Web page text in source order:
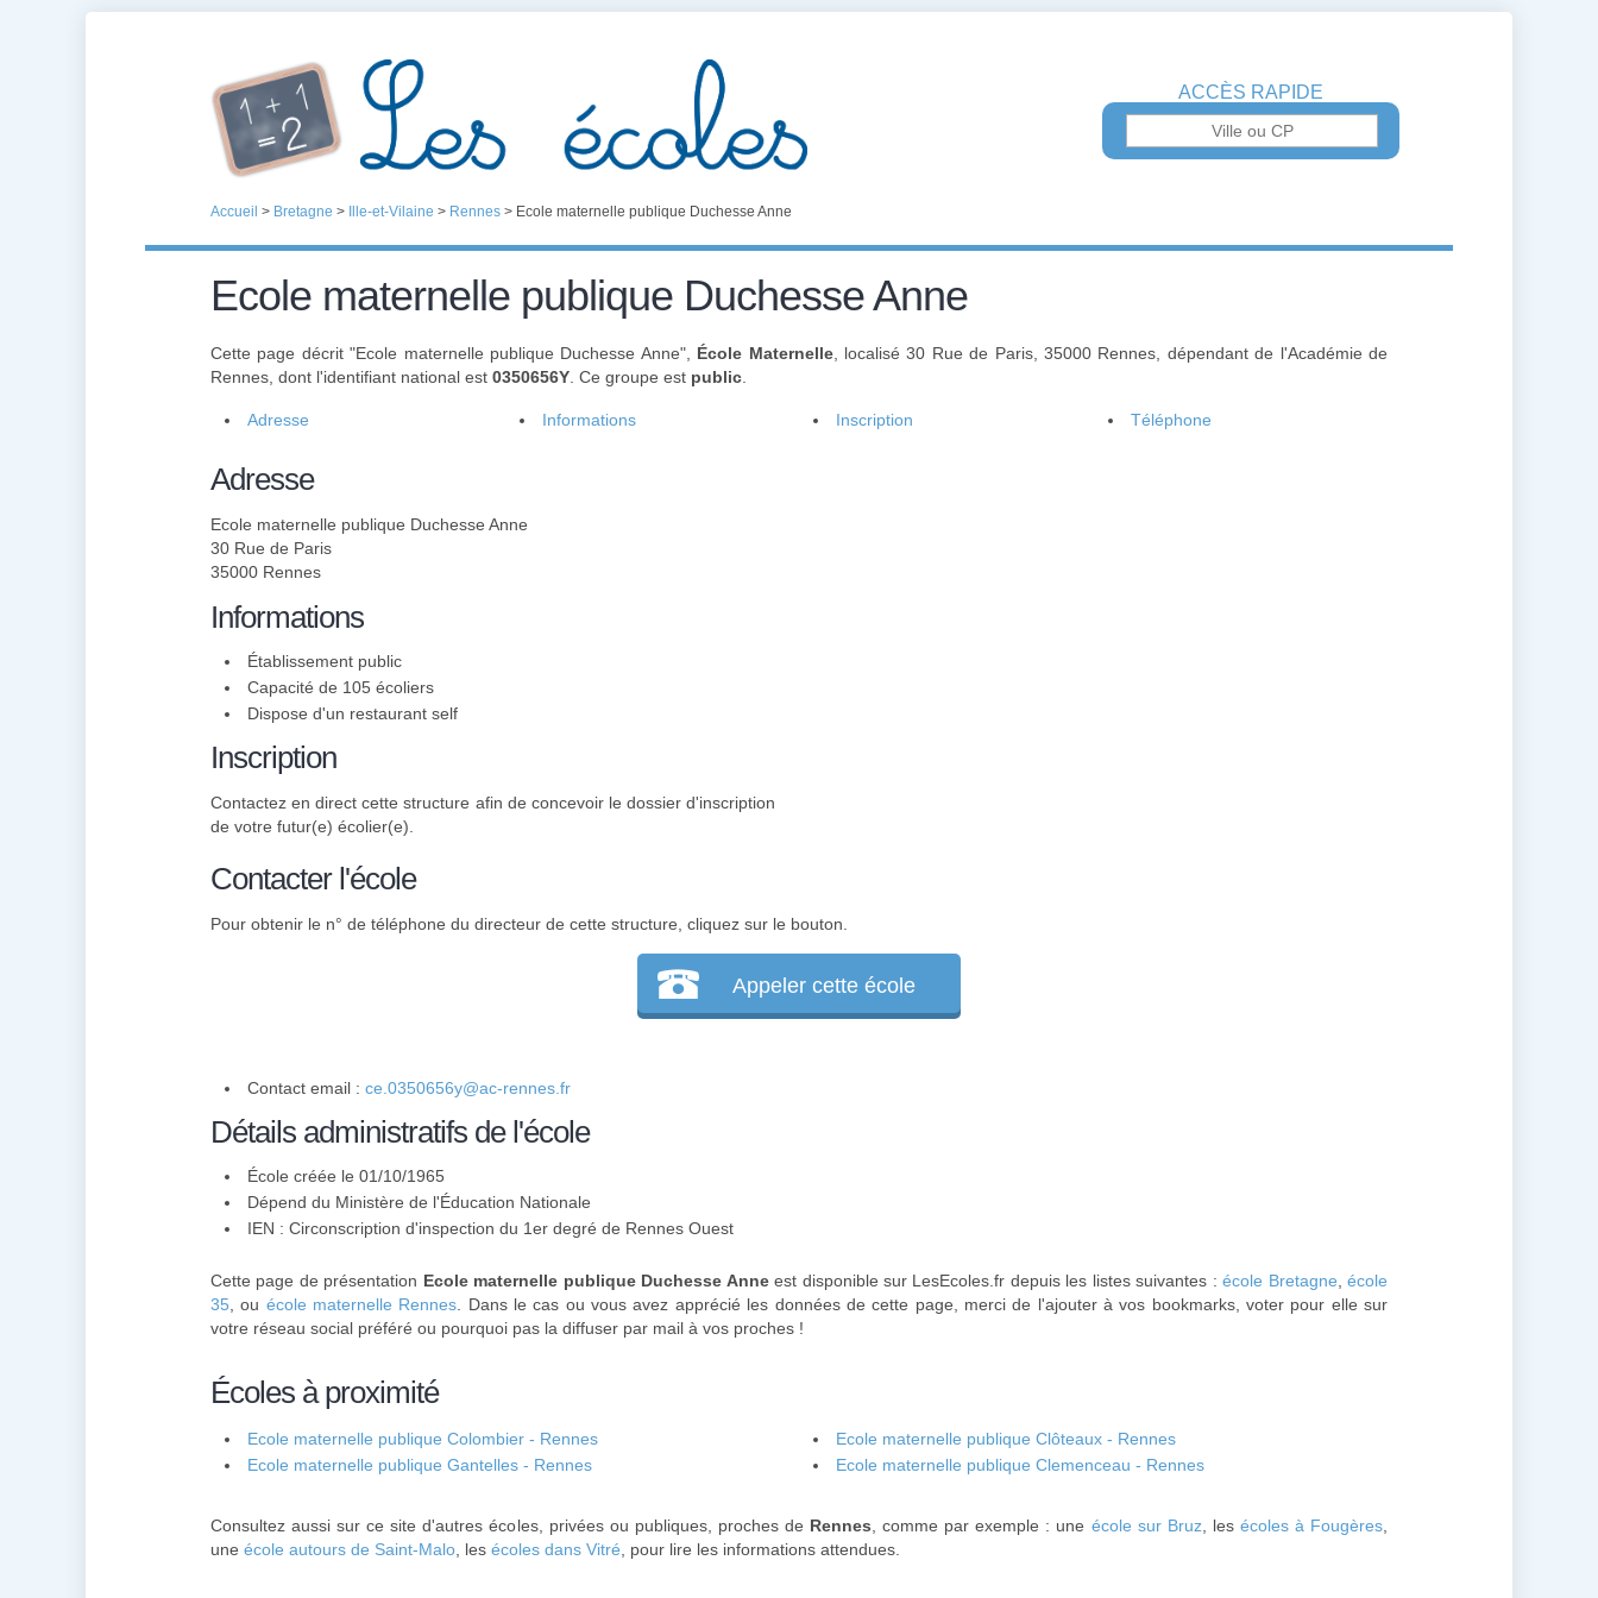
ACCÈS RAPIDE
Accueil > Bretagne > Ille-et-Vilaine > Rennes > Ecole maternelle publique Duchesse Anne
Ecole maternelle publique Duchesse Anne
Cette page décrit "Ecole maternelle publique Duchesse Anne", École Maternelle, localisé 30 Rue de Paris, 35000 Rennes, dépendant de l'Académie de
Rennes, dont l'identifiant national est 0350656Y . Ce groupe est public
Adresse Informations Inscription Téléphone
Adresse
Ecole maternelle publique Duchesse Anne
30 Rue de Paris
35000 Rennes
Informations
Établissement public
Capacité de 105 écoliers
Dispose d'un restaurant self
Inscription
Contactez en direct cette structure afin de concevoir le dossier d'inscription
de votre futur(e) écolier(e).
Contacter l'école
Pour obtenir le n° de téléphone du directeur de cette structure, cliquez sur le bouton.
Appeler cette école
Contact email : ce.0350656y@ac-rennes.fr
Détails administratifs de l'école
École créée le 01/10/1965
Dépend du Ministère de l'Éducation Nationale
IEN : Circonscription d'inspection du 1er degré de Rennes Ouest
Cette page de présentation Ecole maternelle publique Duchesse Anneest disponible sur LesEcoles.fr depuis les listes suivantes :école Bretagne ,école
35 , ou école maternelle Rennes . Dans le cas ou vous avez apprécié les données de cette page, merci de l'ajouter à vos bookmarks, voter pour elle sur
votre réseau social préféré ou pourquoi pas la diffuser par mail à vos proches !
Écoles à proximité
Ecole maternelle publique Colombier - Rennes
Ecole maternelle publique Clôteaux - Rennes
Ecole maternelle publique Gantelles - Rennes
Ecole maternelle publique Clemenceau - Rennes
Consultez aussi sur ce site d'autres écoles, privées ou publiques, proches de Rennes , comme par exemple : une école sur Bruz, les écoles à Fougères
une école autours de Saint-Malo , les écoles dans Vitré , pour lire les informations attendues.